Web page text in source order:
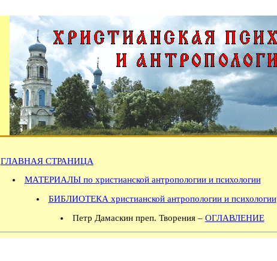
ГЛАВНАЯ СТРАНИЦА
МАТЕРИАЛЫ по христианской антропологии и психологии
БИБЛИОТЕКА христианской антропологии и психологии
Петр Дамаскин преп. Творения – ОГЛАВЛЕНИЕ